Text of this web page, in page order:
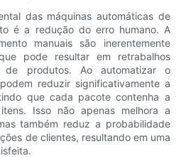
das máquinas automáticas de
é a redução do erro humano. A
manuais são inerentemente
pode resultar em retrabalhos
de produtos. Ao automatizar o
reduzir significativamente a
que cada pacote contenha a
Isso não apenas melhora a
também reduz a probabilidade
de clientes, resultando em uma